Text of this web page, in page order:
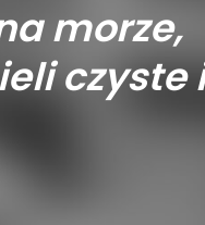
morze,
czyste i